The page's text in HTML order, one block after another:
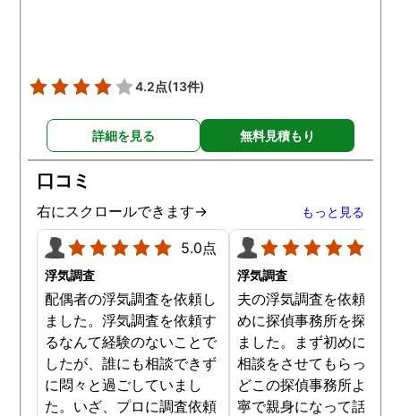
4.2点(13件)
詳細を見る 無料見積もり
口コミ
右にスクロールできます→ もっと見る
5.0点
浮気調査
配偶者の浮気調査を依頼し
ました。浮気調査を依頼す
るなんて経験のないことで
したが、誰にも相談できず
に悶々と過ごしていまし
た。いざ、プロに調査依頼
浮気調査
夫の浮気調査を依頼する
めに探偵事務所を探して
ました。まず初めに電話
相談をさせてもらった際
どこの探偵事務所よりも
寧で親身になって話を聞